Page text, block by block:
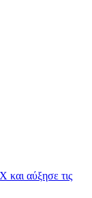
και αύξησε τις